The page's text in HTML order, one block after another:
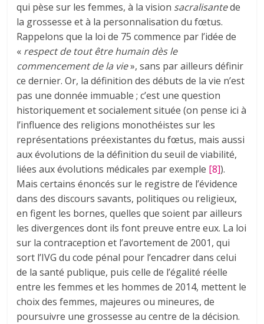
qui pèse sur les femmes, à la vision sacralisantede
la grossesse et à la personnalisation du fœtus.
Rappelons que la loi de 75 commence par l’idée de
« respect de tout être humain dès le
commencement de la vie», sans par ailleurs définir
ce dernier. Or, la définition des débuts de la vie n’est
pas une donnée immuable ; c’est une question
historiquement et socialement située (on pense ici à
l’influence des religions monothéistes sur les
représentations préexistantes du fœtus, mais aussi
aux évolutions de la définition du seuil de viabilité,
liées aux évolutions médicales par exemple [8]).
Mais certains énoncés sur le registre de l’évidence
dans des discours savants, politiques ou religieux,
en figent les bornes, quelles que soient par ailleurs
les divergences dont ils font preuve entre eux. La loi
sur la contraception et l’avortement de 2001, qui
sort l’IVG du code pénal pour l’encadrer dans celui
de la santé publique, puis celle de l’égalité réelle
entre les femmes et les hommes de 2014, mettent le
choix des femmes, majeures ou mineures, de
poursuivre une grossesse au centre de la décision.